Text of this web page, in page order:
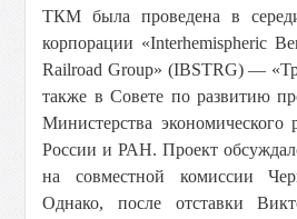
ТКМ была проведена в
корпорации «Interhemispheric
Railroad Group» (IBSTRG) —
также в Совете по развитию
Министерства экономического
России и РАН. Проект
на совместной комиссии
Однако, после отставки